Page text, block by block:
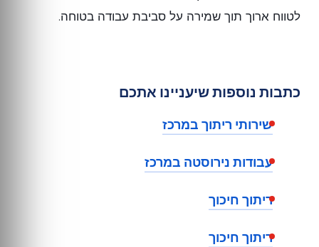
לטווח ארוך תוך שמירה על סביבת עבודה בטוחה.
כתבות נוספות שיעניינו אתכם
שירותי ריתוך במרכז
עבודות נירוסטה במרכז
ריתוך חיכוך
ריתוך חיכוך